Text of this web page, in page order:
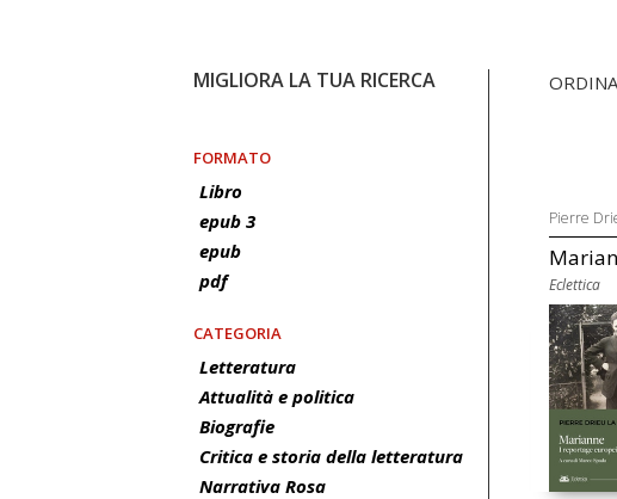
MIGLIORA LA TUA RICERCA
FORMATO
Libro
epub 3
epub
pdf
CATEGORIA
Letteratura
Attualità e politica
Biografie
Critica e storia della letteratura
Narrativa Rosa
Pierre
Eclettica